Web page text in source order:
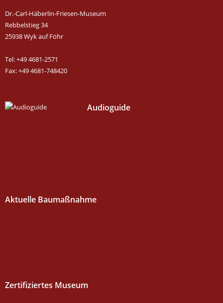
Dr.-Carl-Häberlin-Friesen-Museum
Rebbelstieg 34
25938 Wyk auf Föhr
Tel: +49 4681-2571
Fax: +49 4681-748420
Audioguide
Aktuelle Baumaßnahme
Zertifiziertes Museum